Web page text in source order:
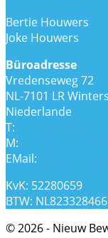
Bertie Houwers
Joke Houwers
Büroadresse
Vredenseweg 72
NL-7101 LR
Niederlande
T:
M:
EMail:
KvK: 52280659
BTW:
© 2026 - Nieuw